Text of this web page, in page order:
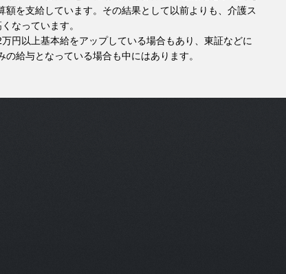
額を支給しています。その結果として以前よりも、介護ス
なっています。
円以上基本給をアップしている場合もあり、東証などに
給与となっている場合も中にはあります。